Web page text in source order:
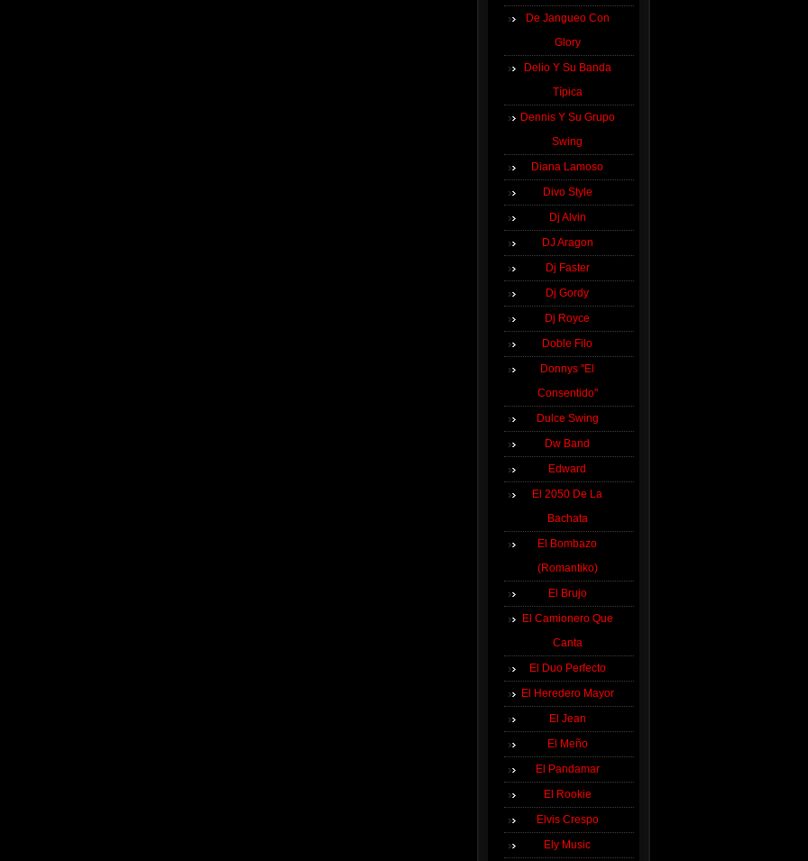
De Jangueo Con
Glory
Delio Y Su Banda
Típica
Dennis Y Su Grupo
Swing
Diana Lamoso
Divo Style
Dj Alvin
DJ Aragon
Dj Faster
Dj Gordy
Dj Royce
Doble Filo
Donnys ''El
Consentido''
Dulce Swing
Dw Band
Edward
El 2050 De La
Bachata
El Bombazo
(Romantiko)
El Brujo
El Camionero Que
Canta
El Duo Perfecto
El Heredero Mayor
El Jean
El Meño
El Pandamar
El Rookie
Elvis Crespo
Ely Music